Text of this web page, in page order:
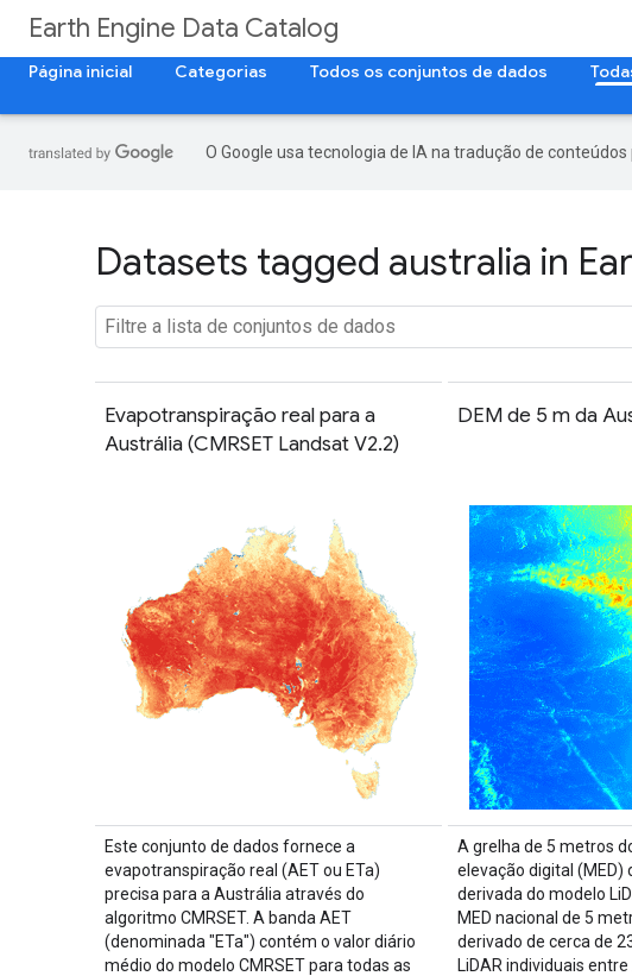
Earth Engine Data Catalog
Página inicial
Categorias Todos os conjuntos de dados
O Google usa tecnologia de IA na tradução de
Datasets tagged australia in
Evapotranspiração real para a
Austrália (CMRSET Landsat V2.2)
Este conjunto de dados fornece a
evapotranspiração real (AET ou ETa)
precisa para a Austrália através do
algoritmo CMRSET. A banda AET
(denominada "ETa") contém o valor diário
médio do modelo CMRSET para todas as
DEM de 5 m da
A grelha de 5 metros
elevação digital (MED)
derivada do modelo
MED nacional de 5
derivado de cerca de
LiDAR individuais